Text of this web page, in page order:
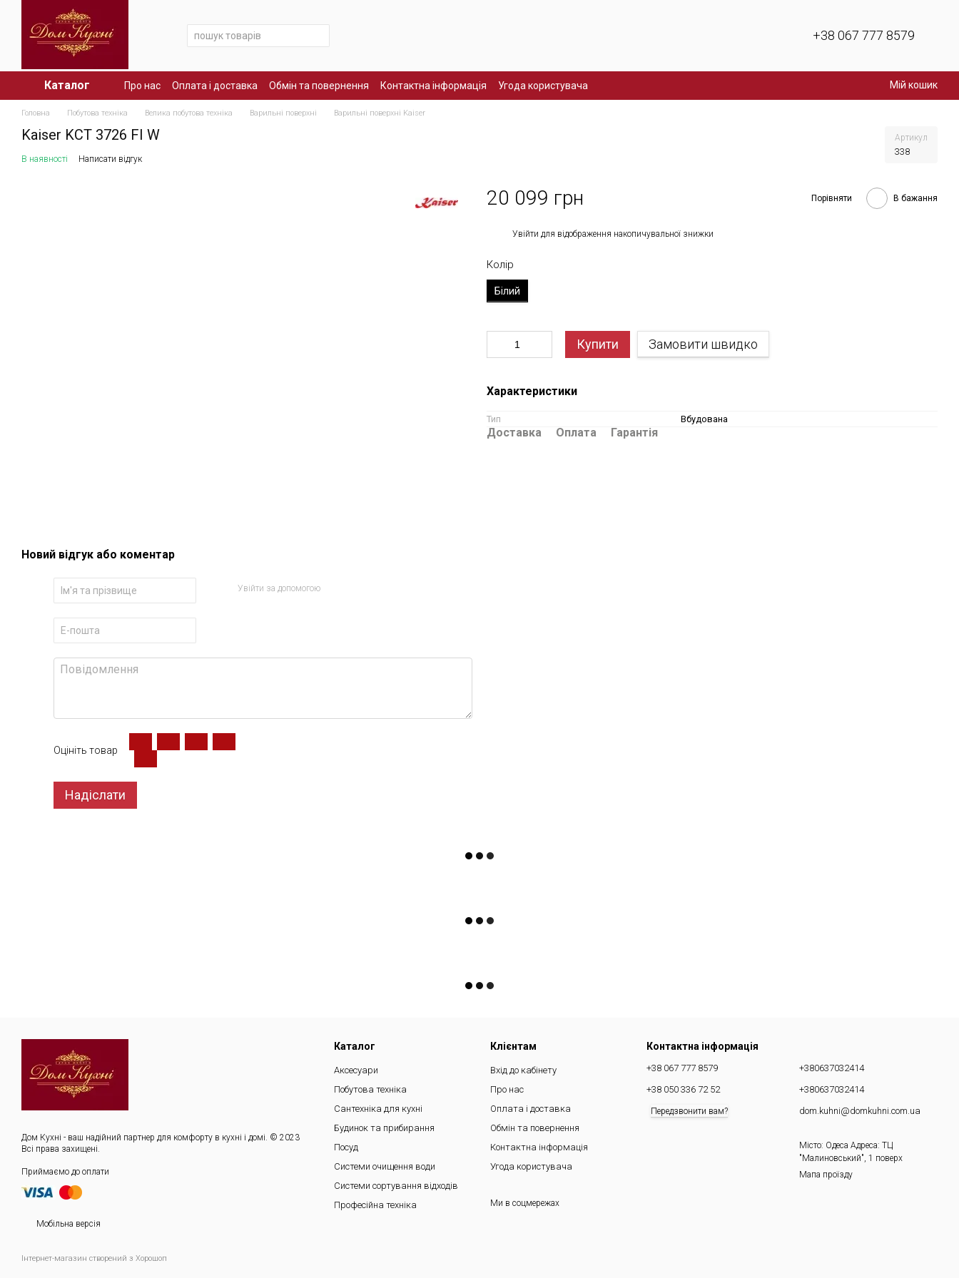
Перейти до основного контенту
+38 067 777 8579
Каталог Про нас Оплата і доставка Обмін та повернення Контактна інформація Угода користувача Мій кошик
Головна Побутова техніка Велика побутова техніка Варильні поверхні Варильні поверхні Kaiser
Kaiser KCT 3726 FI W Артикул
338
В наявності Написати відгук
Новий відгук або коментар
Увійти за допомогою
Оцініть товар
Надіслати
20 099 грн Порівняти В бажання
Увійти для відображення накопичувальної знижки
Колір
Білий
Купити Замовити швидко
Характеристики
Тип Вбудована
Доставка Оплата Гарантія
Дом Кухні - ваш надійний партнер для комфорту в кухні і домі. © 2023
Всі права захищені.
Приймаємо до оплати
Мобільна версія
Інтернет-магазин створений з Хорошоп
Каталог
Аксесуари
Побутова техніка
Сантехніка для кухні
Будинок та прибирання
Посуд
Системи очищення води
Системи сортування відходів
Професійна техніка
Клієнтам
Вхід до кабінету
Про нас
Оплата і доставка
Обмін та повернення
Контактна інформація
Угода користувача
Ми в соцмережах
Контактна інформація
+38 067 777 8579
+38 050 336 72 52
Передзвонити вам?
+380637032414
+380637032414
dom.kuhni@domkuhni.com.ua
Місто: Одеса Адреса: ТЦ
"Малиновський", 1 поверх
Мапа проїзду